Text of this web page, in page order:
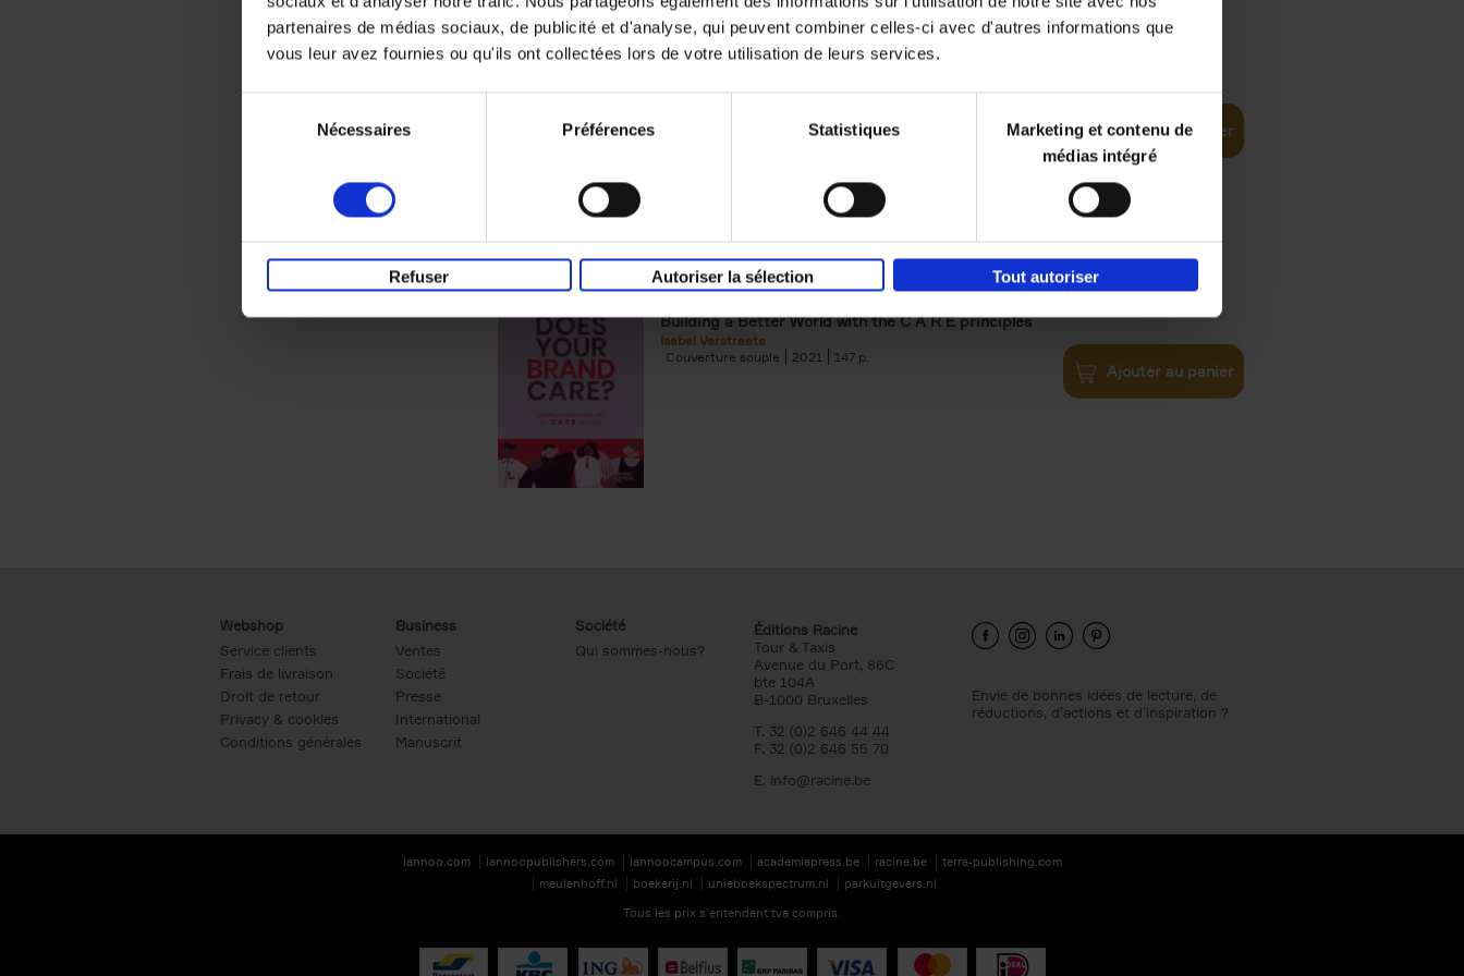
partenaires de médias sociaux, de publicité et d'analyse, qui peuvent combiner celles-ci avec d'autres informations que
vous leur avez fournies ou qu'ils ont collectées lors de votre utilisation de leurs services.
Nécessaires Préférences Statistiques
Marketing et contenu de
médias intégré
Refuser Autoriser la sélection Tout autoriser
Digital marketing like a PRO -
completely revised edition
Ajouter au panier
Does Your Brand Care?
Building a Better World with the C A R E principles
Isabel Verstraete
Couverture souple
2021 147
€34,99
Ajouter au panier
Webshop
Service clients
Frais de livraison
Droit de retour
Privacy & cookies
Conditions générales
Business
Ventes
Société
Presse
International
Manuscrit
Société
Qui sommes-nous?
Éditions Racine
Tour & Taxis
Avenue du Port, 86C
bte 104A
B-1000 Bruxelles
T. 32 (0)2 646 44 44
F. 32 (0)2 646 55 70
E. info@racine.be
Envie de bonnes idées de lecture, de
réductions, d’actions et d’inspiration ?
lannoo.com lannoopublishers.com lannoocampus.com academiapress.be racine.be
terra-publishing.com
meulenhoff.nl
boekerij.nl unieboekspectrum.nl
parkuitgevers.nl
Tous les prix s’entendent tva compris.